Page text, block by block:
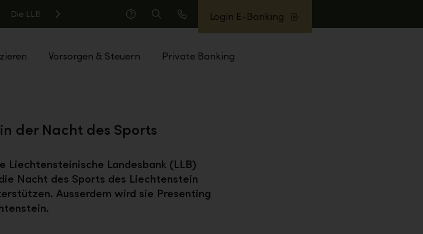
Die LLB
Hilfe
Suche
Anrufen
Login E-Banking
Vorsorgen & Steuern Private Banking
der Nacht des Sports
Liechtensteinische Landesbank (LLB)
Nacht des Sports des Liechtenstein
Ausserdem wird sie Presenting